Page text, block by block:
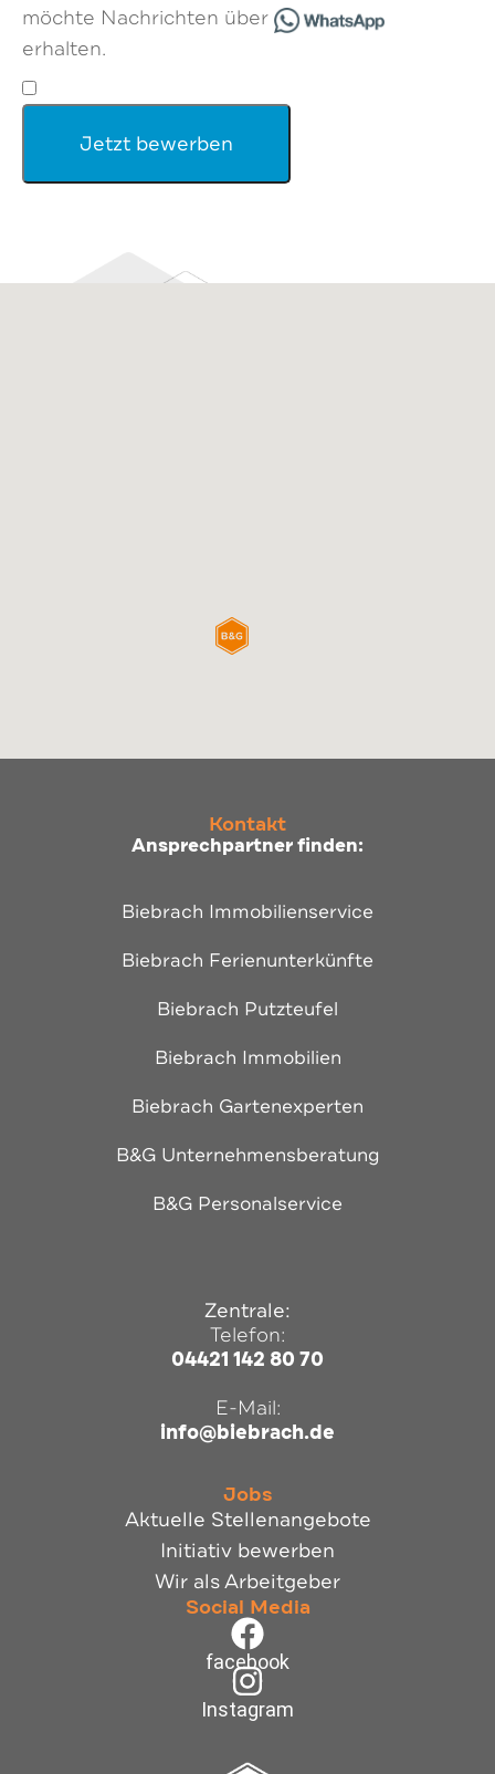
möchte Nachrichten über
erhalten.
Jetzt bewerben
Kontakt
Ansprechpartner finden:
Biebrach Immobilienservice
Biebrach Ferienunterkünfte
Biebrach Putzteufel
Biebrach Immobilien
Biebrach Gartenexperten
B&G Unternehmensberatung
B&G Personalservice
Zentrale:
Telefon:
04421 142 80 70
E-Mail:
info@biebrach.de
Jobs
Aktuelle Stellenangebote
Initiativ bewerben
Wir als Arbeitgeber
Social Media
facebook
Instagram